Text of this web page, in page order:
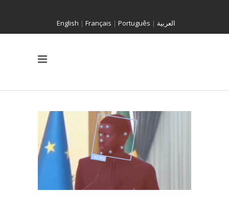
English | Français | Português | العربية